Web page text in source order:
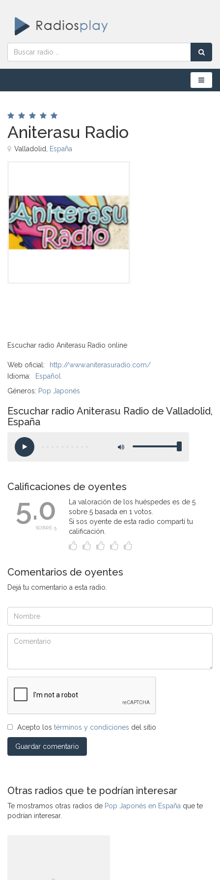
Menú
Aniterasu Radio
Valladolid, España
Escuchar radio Aniterasu Radio online
Web oficial:
http://www.aniterasuradio.com/
Idioma:
Español
Géneros: Pop Japonés
Escuchar radio Aniterasu Radio de Valladolid,
España
Calificaciones de oyentes
5.0
SOBRE 5
La valoración de los huéspedes es de 5
sobre 5 basada en 1 votos.
Si sos oyente de esta radio compartí tu
calificación.
Comentarios de oyentes
Dejá tu comentario a esta radio.
Acepto los términos y condiciones del sitio
Guardar comentario
Otras radios que te podrían interesar
Te mostramos otras radios de Pop Japonés en España que te
podrían interesar.